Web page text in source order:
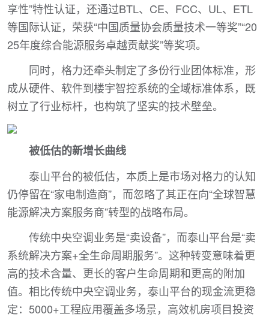
享性”特性认证，还通过BTL、CE、FCC、UL、ETL
等国际认证，荣获“中国质量协会质量技术一等奖”“20
25年度综合能源服务卓越贡献奖”等奖项。
同时，格力还牵头制定了多份行业团体标准，形
成从硬件、软件到楼宇智控系统的全域标准体系，既
树立了行业标杆，也构筑了坚实的技术壁垒。
被低估的新增长曲线
泰山平台的被低估，本质上是市场对格力的认知
仍停留在“家电制造商”，而忽略了其正在向“全球智慧
能源解决方案服务商”转型的战略布局。
传统中央空调业务是“卖设备”，而泰山平台是“卖
系统解决方案+全生命周期服务”。这种转变意味着更
高的技术含量、更长的客户生命周期和更高的附加
值。相比传统中央空调业务，泰山平台的现金流更稳
定：5000+工程应用覆盖多场景，高效机房项目投资